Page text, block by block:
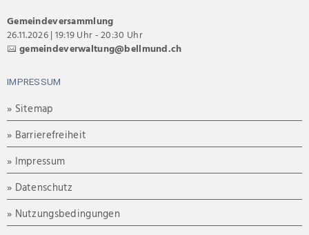
Gemeindeversammlung
26.11.2026 | 19:19 Uhr - 20:30 Uhr
gemeindeverwaltung@bellmund.ch
IMPRESSUM
» Sitemap
» Barrierefreiheit
» Impressum
» Datenschutz
» Nutzungsbedingungen